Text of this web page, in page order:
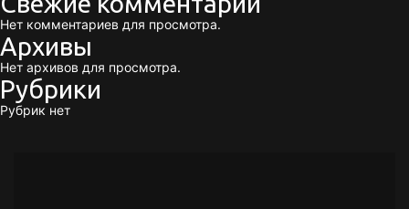
Нет комментариев для просмотра.
Архивы
Нет архивов для просмотра.
Рубрики
Рубрик нет